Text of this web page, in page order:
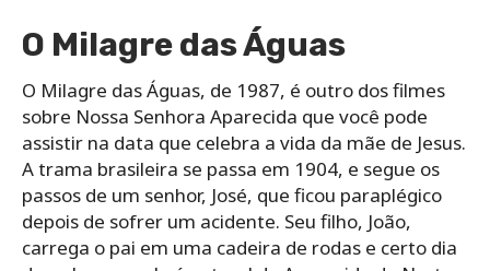
O Milagre das Águas
O Milagre das Águas, de 1987, é outro dos filmes
sobre Nossa Senhora Aparecida que você pode
assistir na data que celebra a vida da mãe de Jesus.
A trama brasileira se passa em 1904, e segue os
passos de um senhor, José, que ficou paraplégico
depois de sofrer um acidente. Seu filho, João,
carrega o pai em uma cadeira de rodas e certo dia